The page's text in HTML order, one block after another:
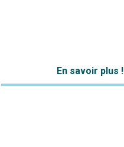
En savoir plus !